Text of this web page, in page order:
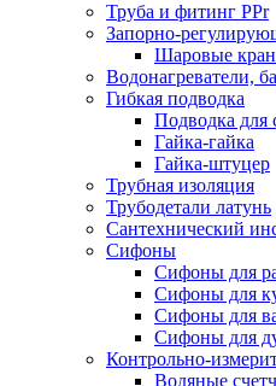
Труба и фитинг PPr
Запорно-
Шаровые
Водонагреватели,
Гибкая подводка
Подводка для
Гайка-гайка
Гайка-штуцер
Трубная изоляция
Трубодетали латунь
Сантехнический
Сифоны
Сифоны для
Сифоны для
Сифоны для
Сифоны для
Контрольно-
Водяные